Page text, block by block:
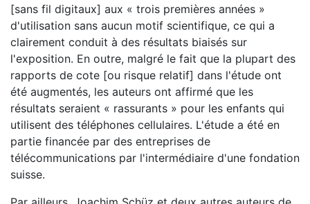
[sans fil digitaux] aux « trois premières années »
d'utilisation sans aucun motif scientifique, ce qui a
clairement conduit à des résultats biaisés sur
l'exposition. En outre, malgré le fait que la plupart des
rapports de cote [ou risque relatif] dans l'étude ont
été augmentés, les auteurs ont affirmé que les
résultats seraient « rassurants » pour les enfants qui
utilisent des téléphones cellulaires. L'étude a été en
partie financée par des entreprises de
télécommunications par l'intermédiaire d'une fondation
suisse.